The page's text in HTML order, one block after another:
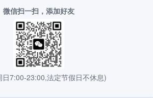
微信扫一扫，添加好友
日7:00-23:00,法定节假日不休息)